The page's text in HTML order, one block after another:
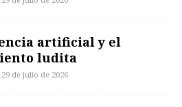
artificial y el
ludita
de julio de 2026